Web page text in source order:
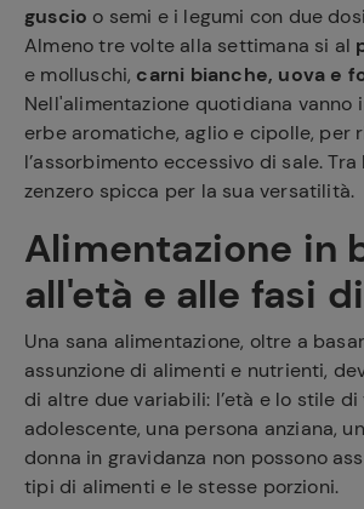
guscio o semi e i legumi con due
Almeno tre volte alla settimana si al
e molluschi, carni bianche, uova e
Nell'alimentazione quotidiana vanno
erbe aromatiche, aglio e cipolle, per
l’assorbimento eccessivo di sale. Tra
zenzero spicca per la sua versatilità.
Alimentazione in
all'età e alle fasi
Una sana alimentazione, oltre a
assunzione di alimenti e nutrienti,
di altre due variabili: l’età e lo stile di
adolescente, una persona anziana,
donna in gravidanza non possono
tipi di alimenti e le stesse porzioni.